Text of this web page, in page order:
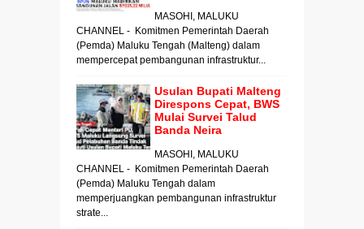
MASOHI, MALUKU
CHANNEL - Komitmen Pemerintah Daerah
(Pemda) Maluku Tengah (Malteng) dalam
mempercepat pembangunan infrastruktur...
Usulan Bupati Malteng
Direspons Cepat, BWS
Mulai Survei Talud
Banda Neira
MASOHI, MALUKU
CHANNEL - Komitmen Pemerintah Daerah
(Pemda) Maluku Tengah dalam
memperjuangkan pembangunan infrastruktur
strate...